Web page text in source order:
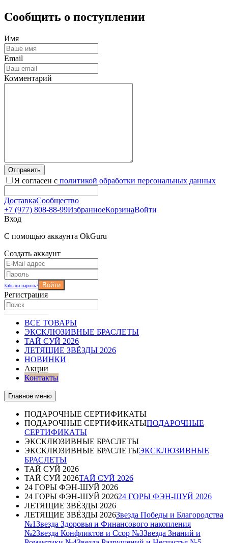
Сообщить о поступлении
Имя
Email
Комментарий
Отправить
Я согласен с политикой обработки персональных данных
ДоставкаСообщество
+7 (977) 808-88-99ИзбранноеКорзинаВойти
Вход
С помощью аккаунта OkGuru
Создать аккаунт
Забыли пароль? Войти
Регистрация
ВСЕ ТОВАРЫ
ЭКСКЛЮЗИВНЫЕ БРАСЛЕТЫ
ТАЙ СУЙ 2026
ЛЕТЯЩИЕ ЗВЁЗДЫ 2026
НОВИНКИ
Акции
Контакты
Главное меню
ПОДАРОЧНЫЕ СЕРТИФИКАТЫ
ПОДАРОЧНЫЕ СЕРТИФИКАТЫПОДАРОЧНЫЕ
СЕРТИФИКАТЫ
ЭКСКЛЮЗИВНЫЕ БРАСЛЕТЫ
ЭКСКЛЮЗИВНЫЕ БРАСЛЕТЫЭКСКЛЮЗИВНЫЕ
БРАСЛЕТЫ
ТАЙ СУЙ 2026
ТАЙ СУЙ 2026ТАЙ СУЙ 2026
24 ГОРЫ ФЭН-ШУЙ 2026
24 ГОРЫ ФЭН-ШУЙ 202624 ГОРЫ ФЭН-ШУЙ 2026
ЛЕТЯЩИЕ ЗВЁЗДЫ 2026
ЛЕТЯЩИЕ ЗВЁЗДЫ 2026Звезда Победы и Благородства
№1Звезда Здоровья и Финансового накопления
№2Звезда Конфликтов и Ссор №3Звезда Знаний и